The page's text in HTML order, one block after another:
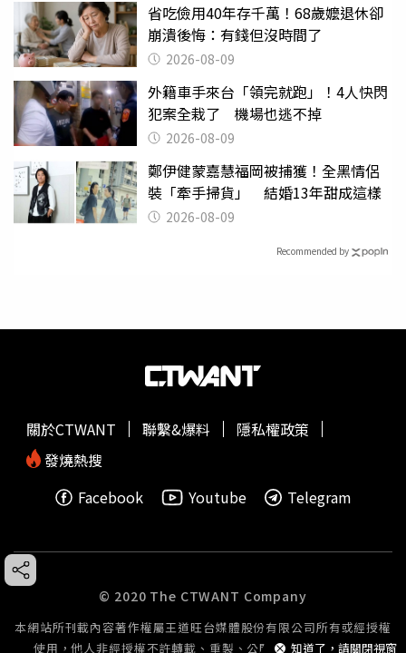
省吃儉用40年存千萬！68歲嬤退休卻
崩潰後悔：有錢但沒時間了
2026-08-09
外籍車手來台「領完就跑」！4人快閃
犯案全栽了 機場也逃不掉
2026-08-09
鄭伊健蒙嘉慧福岡被捕獲！全黑情侶
裝「牽手掃貨」 結婚13年甜成這樣
2026-08-09
Recommended by
知道了，請關閉視窗
關於CTWANT 聯繫&爆料
隱私權政策
發燒熱搜
Facebook
Youtube Telegram
© 2020 The CTWANT Company
本網站所刊載內容著作權屬王道旺台媒體股份有限公司所有或經授權
使用，他人非經授權不許轉載、重製、公開播送或公開傳輸。